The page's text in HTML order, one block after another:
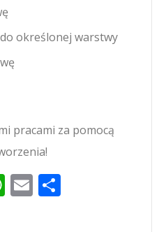
określonej warstwy
pracami za pomocą
WhatsApp
Email